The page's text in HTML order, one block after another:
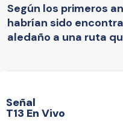
Según los primeros
habrían sido
aledaño a una ruta
Señal
T13 En Vivo